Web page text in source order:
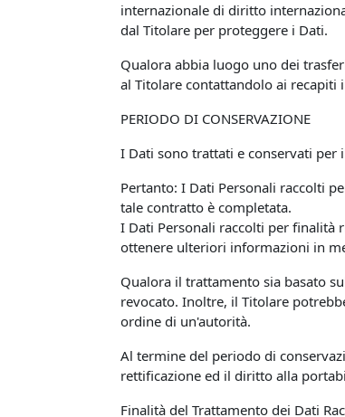
internazionale di diritto
dal Titolare per proteggere i Dati.
Qualora abbia luogo uno dei
al Titolare contattandolo ai recapiti
PERIODO DI CONSERVAZIONE
I Dati sono trattati e conservati
Pertanto: I Dati Personali raccolti
tale contratto è completata.
I Dati Personali raccolti per finalità
ottenere ulteriori informazioni in
Qualora il trattamento sia basato
revocato. Inoltre, il Titolare
ordine di un'autorità.
Al termine del periodo di
rettificazione ed il diritto alla
Finalità del Trattamento dei Dati